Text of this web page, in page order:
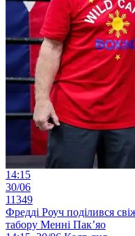
14:15
30/06
11349
Фредді Роуч поділився
табору Менні Пак’яо